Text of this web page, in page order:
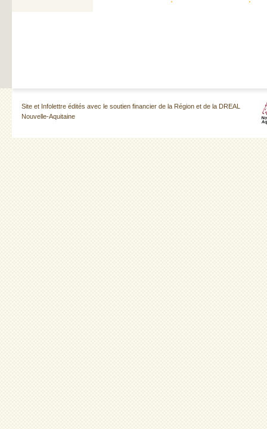
Site et Infolettre édités avec le soutien financier de la Région et de la DREAL
Nouvelle-Aquitaine